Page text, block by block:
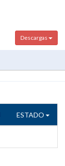
Descargas
ESTADO